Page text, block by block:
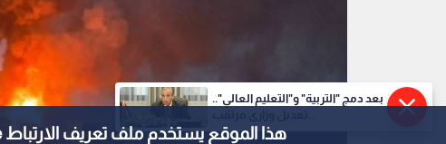
هذا الموقع يستخدم ملف تعريف الارتباط Cookie
بعد دمج "التربية" و"التعليم العالي"..